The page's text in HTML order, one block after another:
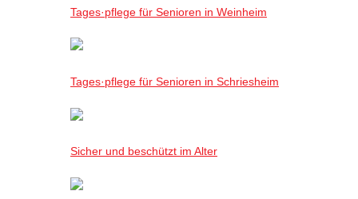
Tages·pflege für Senioren in Weinheim
Tages·pflege für Senioren in Schriesheim
Sicher und beschützt im Alter